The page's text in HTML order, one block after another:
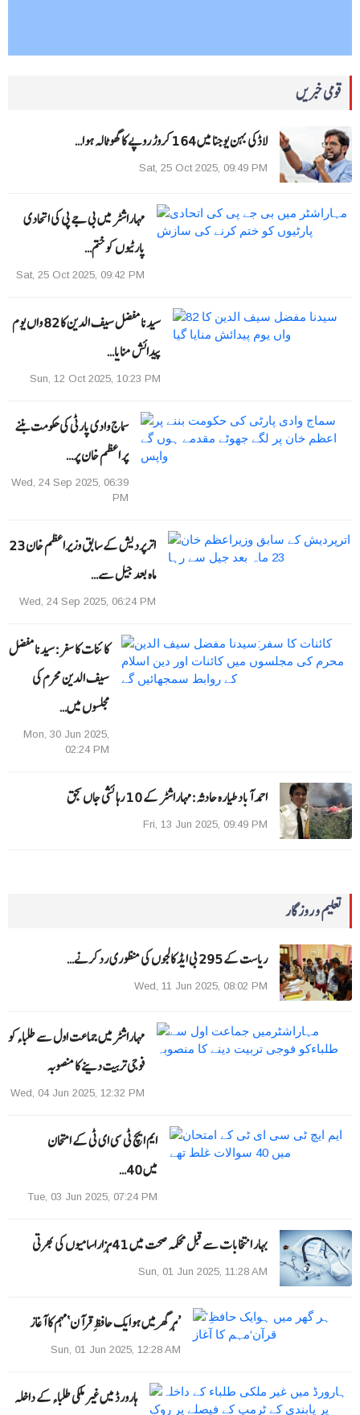
قومی خبریں
لاڈکی بہن یوجنا میں 164 کروڑ روپے کا گھوٹالہ ہوا…
Sat, 25 Oct 2025, 09:49 PM
مہاراشٹر میں بی جے پی کی اتحادی
پارٹیوں کو ختم…
Sat, 25 Oct 2025, 09:42 PM
سیدنا مفضل سیف الدین کا 82 واں یوم
پیدائش منایا…
Sun, 12 Oct 2025, 10:23 PM
سماج وادی پارٹی کی حکومت بننے
پر اعظم خان پر…
Wed, 24 Sep 2025, 06:39
PM
اترپردیش کے سابق وزیراعظم خان 23
ماہ بعد جیل سے…
Wed, 24 Sep 2025, 06:24 PM
کائنات کا سفر:سیدنا مفضل
سیف الدین محرم کی
مجلسوں میں…
Mon, 30 Jun 2025,
02:24 PM
احمد آباد طیارہ حادثہ :مہاراشٹر کے 10 رہائشی جاں بحق
Fri, 13 Jun 2025, 09:49 PM
تعلیم و روزگار
ریاست کے 295 بی ایڈ کالجوں کی منظوری رد کرنے…
Wed, 11 Jun 2025, 08:02 PM
مہاراشٹرمیں جماعت اول سے طلباءکو
فوجی تربیت دینے کا منصوبہ
Wed, 04 Jun 2025, 12:32 PM
ایم ایچ ٹی سی ای ٹی کے امتحان
میں 40…
Tue, 03 Jun 2025, 07:24 PM
بہار انتخابات سے قبل محکمہ صحت میں 41ہزاراسامیوں کی بھرتی
Sun, 01 Jun 2025, 11:28 AM
’ہر گھر میں ہوایک حافظِ قرآن‘مہم کا آغاز
Sun, 01 Jun 2025, 12:28 AM
ہارورڈ میں غیر ملکی طلباء کے داخلہ